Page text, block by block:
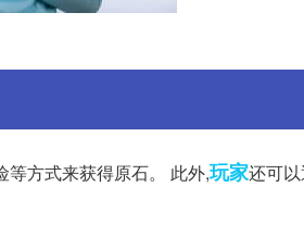
等方式来获得原石。 此外,玩家还可以